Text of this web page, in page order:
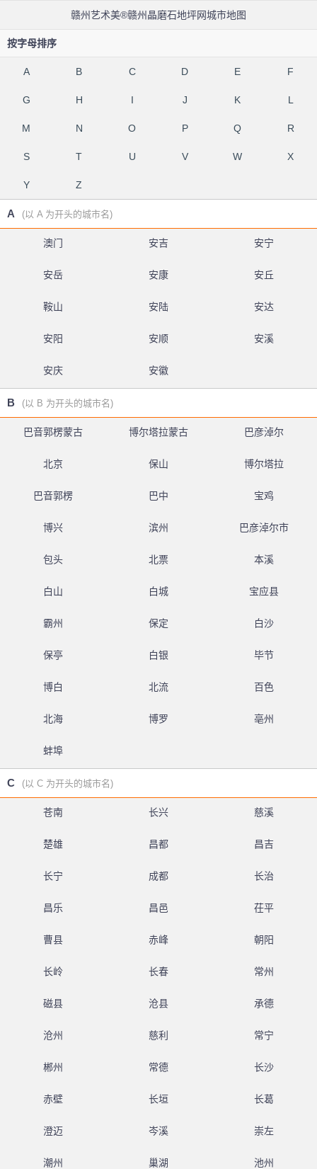
赣州艺术美®赣州晶磨石地坪网城市地图
按字母排序
A B C D E F
G H I J K L
M N O P Q R
S T U V W X
Y Z
A (以 A 为开头的城市名)
澳门 安吉 安宁
安岳 安康 安丘
鞍山 安陆 安达
安阳 安顺 安溪
安庆 安徽
B (以 B 为开头的城市名)
巴音郭楞蒙古 博尔塔拉蒙古 巴彦淖尔
北京 保山 博尔塔拉
巴音郭楞 巴中 宝鸡
博兴 滨州 巴彦淖尔市
包头 北票 本溪
白山 白城 宝应县
霸州 保定 白沙
保亭 白银 毕节
博白 北流 百色
北海 博罗 亳州
蚌埠
C (以 C 为开头的城市名)
苍南 长兴 慈溪
楚雄 昌都 昌吉
长宁 成都 长治
昌乐 昌邑 茌平
曹县 赤峰 朝阳
长岭 长春 常州
磁县 沧县 承德
沧州 慈利 常宁
郴州 常德 长沙
赤壁 长垣 长葛
澄迈 岑溪 崇左
潮州 巢湖 池州